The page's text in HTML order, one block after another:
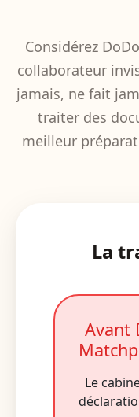
Considérez
collaborateur
jamais, ne fait
traiter des
meilleur
La
Avant
Le